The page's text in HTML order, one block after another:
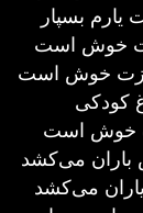
یارم بسپار
خوش است
خوش است
کودکی
خوش است
باران می‌کشد
یاران می‌کشد